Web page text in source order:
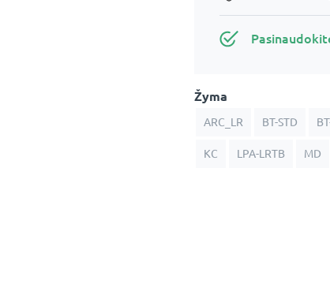
Žyma
ARC_LR BT-STD
KC LPA-LRTB MD